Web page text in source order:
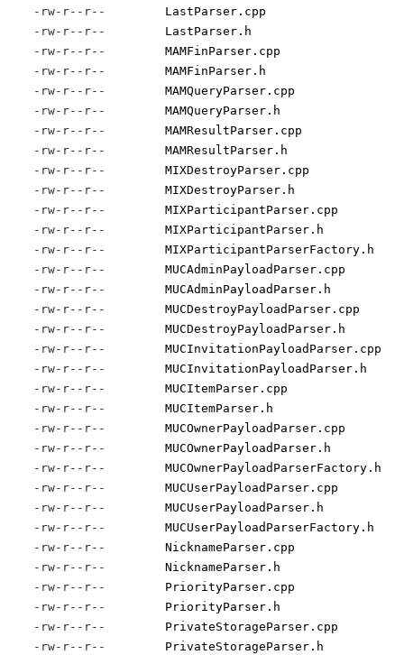
-rw-r--r--
LastParser.cpp
-rw-r--r--
LastParser.h
-rw-r--r--
MAMFinParser.cpp
-rw-r--r--
MAMFinParser.h
-rw-r--r--
MAMQueryParser.cpp
-rw-r--r--
MAMQueryParser.h
-rw-r--r--
MAMResultParser.cpp
-rw-r--r--
MAMResultParser.h
-rw-r--r--
MIXDestroyParser.cpp
-rw-r--r--
MIXDestroyParser.h
-rw-r--r--
MIXParticipantParser.cpp
-rw-r--r--
MIXParticipantParser.h
-rw-r--r--
MIXParticipantParserFactory.h
-rw-r--r--
MUCAdminPayloadParser.cpp
-rw-r--r--
MUCAdminPayloadParser.h
-rw-r--r--
MUCDestroyPayloadParser.cpp
-rw-r--r--
MUCDestroyPayloadParser.h
-rw-r--r--
MUCInvitationPayloadParser.cpp
-rw-r--r--
MUCInvitationPayloadParser.h
-rw-r--r--
MUCItemParser.cpp
-rw-r--r--
MUCItemParser.h
-rw-r--r--
MUCOwnerPayloadParser.cpp
-rw-r--r--
MUCOwnerPayloadParser.h
-rw-r--r--
MUCOwnerPayloadParserFactory.h
-rw-r--r--
MUCUserPayloadParser.cpp
-rw-r--r--
MUCUserPayloadParser.h
-rw-r--r--
MUCUserPayloadParserFactory.h
-rw-r--r--
NicknameParser.cpp
-rw-r--r--
NicknameParser.h
-rw-r--r--
PriorityParser.cpp
-rw-r--r--
PriorityParser.h
-rw-r--r--
PrivateStorageParser.cpp
-rw-r--r--
PrivateStorageParser.h